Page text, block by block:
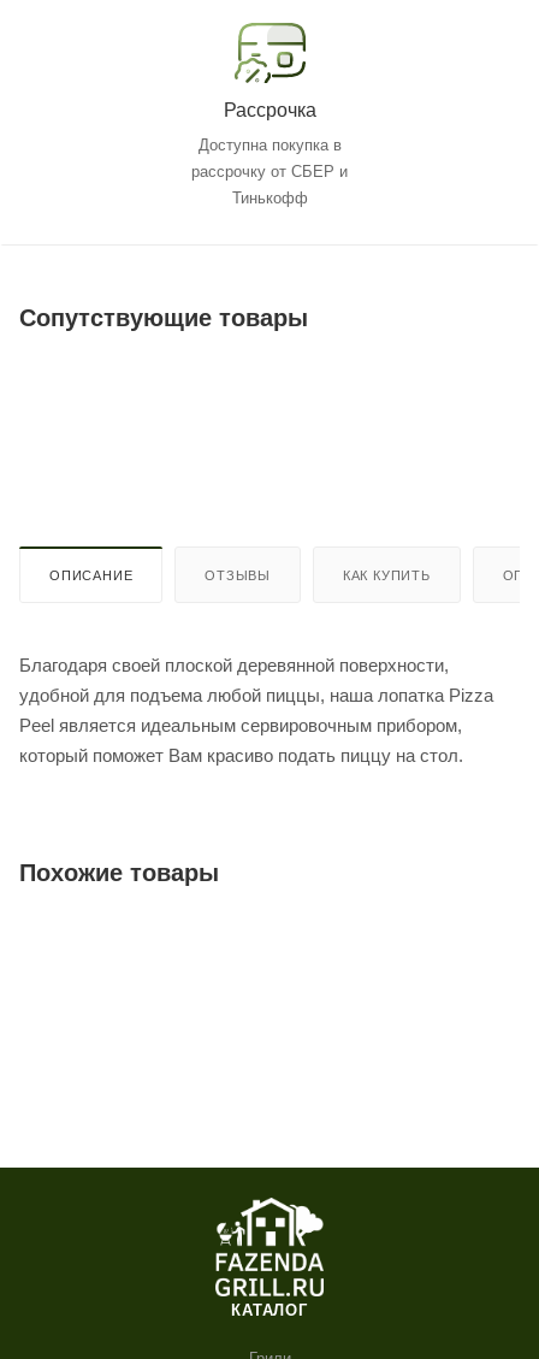
Рассрочка
Доступна покупка в
рассрочку от СБЕР и
Тинькофф
Сопутствующие товары
ОПИСАНИЕ ОТЗЫВЫ КАК КУПИТЬ
Благодаря своей плоской деревянной поверхности,
удобной для подъема любой пиццы, наша лопатка Pizza
Peel является идеальным сервировочным прибором,
который поможет Вам красиво подать пиццу на стол.
Похожие товары
КАТАЛОГ